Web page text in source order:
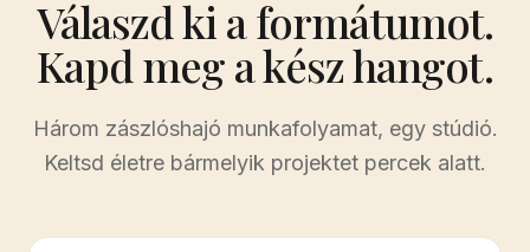
Válaszd ki a formátumot.
Kapd meg a kész hangot.
Három zászlóshajó munkafolyamat, egy stúdió.
Keltsd életre bármelyik projektet percek alatt.